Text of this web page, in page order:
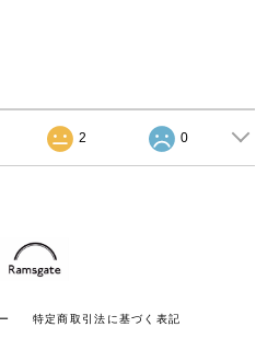
2 0
特定商取引法に基づく表記